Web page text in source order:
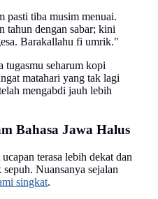
pasti tiba musim menuai.
tahun dengan sabar; kini
Barakallahu fi umrik."
tugasmu seharum kopi
matahari yang tak lagi
mengabdi jauh lebih
Bahasa Jawa Halus
terasa lebih dekat dan
Nuansanya sejalan
singkat.